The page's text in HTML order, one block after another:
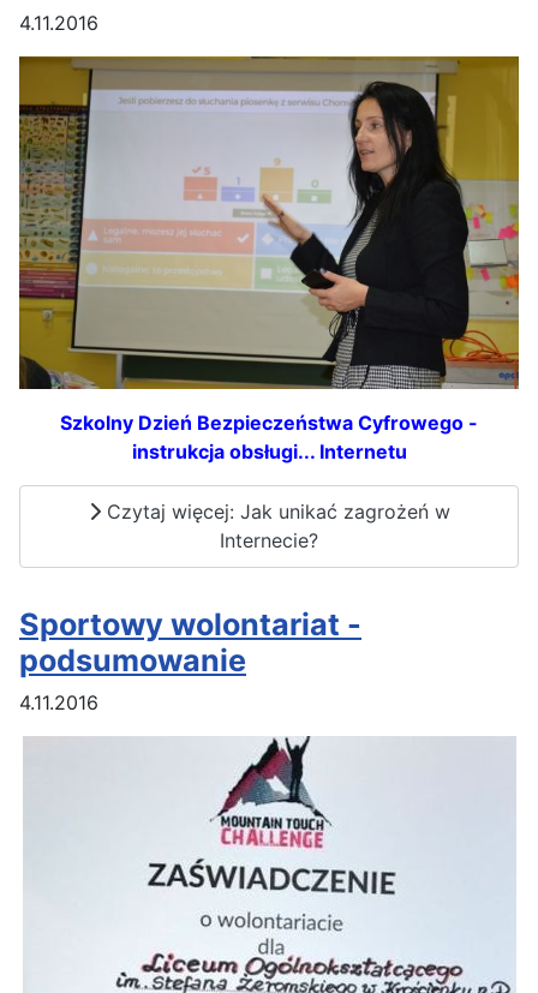
4.11.2016
Szkolny Dzień Bezpieczeństwa Cyfrowego -
instrukcja obsługi... Internetu
Czytaj więcej: Jak unikać zagrożeń w
Internecie?
Sportowy wolontariat -
podsumowanie
4.11.2016